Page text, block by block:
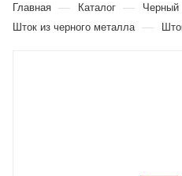
Главная — Каталог — Черный
Шток из черного металла —